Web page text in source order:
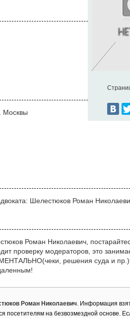
Москвы
Шелестюков Роман
Роман Николаевич,
проверку модераторов, это
решения суда и пр.)!
Роман Николаевич. Информация
посетителям на безвозмездной основе.